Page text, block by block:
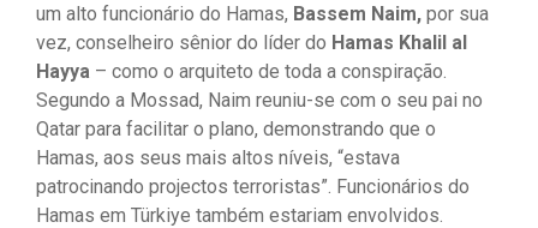
um alto funcionário do Hamas, Bassem Naim, por sua
vez, conselheiro sênior do líder do Hamas Khalil al
Hayya – como o arquiteto de toda a conspiração.
Segundo a Mossad, Naim reuniu-se com o seu pai no
Qatar para facilitar o plano, demonstrando que o
Hamas, aos seus mais altos níveis, “estava
patrocinando projectos terroristas”. Funcionários do
Hamas em Türkiye também estariam envolvidos.